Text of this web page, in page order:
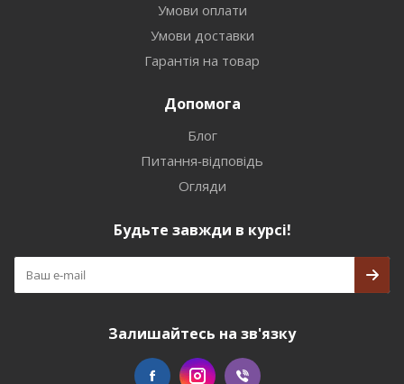
Умови оплати
Умови доставки
Гарантія на товар
Допомога
Блог
Питання-відповідь
Огляди
Будьте завжди в курсі!
Залишайтесь на зв'язку